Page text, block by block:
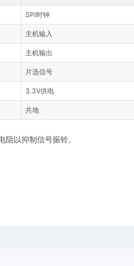
SPI时钟
主机输入
主机输出
片选信号
3.3V供电
共地
以抑制信号振铃。